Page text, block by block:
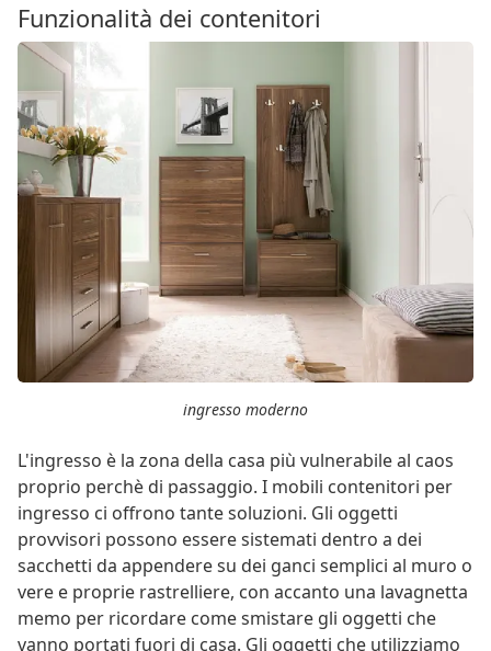
Funzionalità dei contenitori
ingresso moderno
L'ingresso è la zona della casa più vulnerabile al caos
proprio perchè di passaggio. I mobili contenitori per
ingresso ci offrono tante soluzioni. Gli oggetti
provvisori possono essere sistemati dentro a dei
sacchetti da appendere su dei ganci semplici al muro o
vere e proprie rastrelliere, con accanto una lavagnetta
memo per ricordare come smistare gli oggetti che
vanno portati fuori di casa. Gli oggetti che utilizziamo